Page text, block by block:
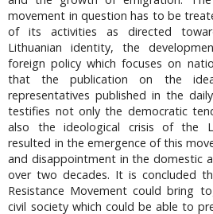
movement in question has to be
of its activities as directed
Lithuanian identity, the
foreign policy which focuses on
that the publication on the
representatives published in the
testifies not only the democratic
also the ideological crisis of the
resulted in the emergence of this
and disappointment in the domestic
over two decades. It is concluded
Resistance Movement could bring
civil society which could be able to